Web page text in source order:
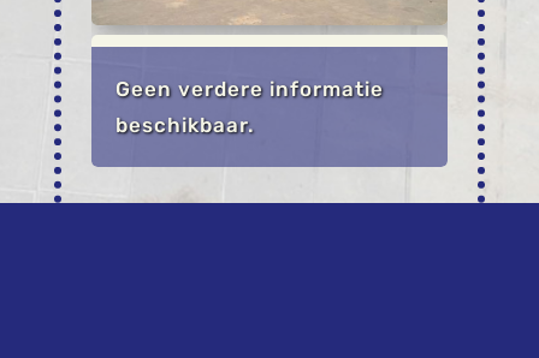
Geen verdere informatie
beschikbaar.